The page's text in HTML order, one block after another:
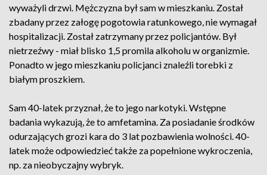
wyważyli drzwi. Mężczyzna był sam w mieszkaniu. Został
zbadany przez załogę pogotowia ratunkowego, nie wymagał
hospitalizacji. Został zatrzymany przez policjantów. Był
nietrzeźwy - miał blisko 1,5 promila alkoholu w organizmie.
Ponadto w jego mieszkaniu policjanci znaleźli torebki z
białym proszkiem.
Sam 40-latek przyznał, że to jego narkotyki. Wstępne
badania wykazują, że to amfetamina. Za posiadanie środków
odurzających grozi kara do 3 lat pozbawienia wolności. 40-
latek może odpowiedzieć także za popełnione wykroczenia,
np. za nieobyczajny wybryk.